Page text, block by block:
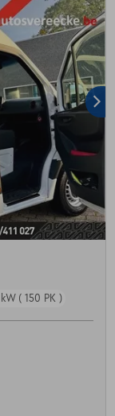
kW ( 150 PK )